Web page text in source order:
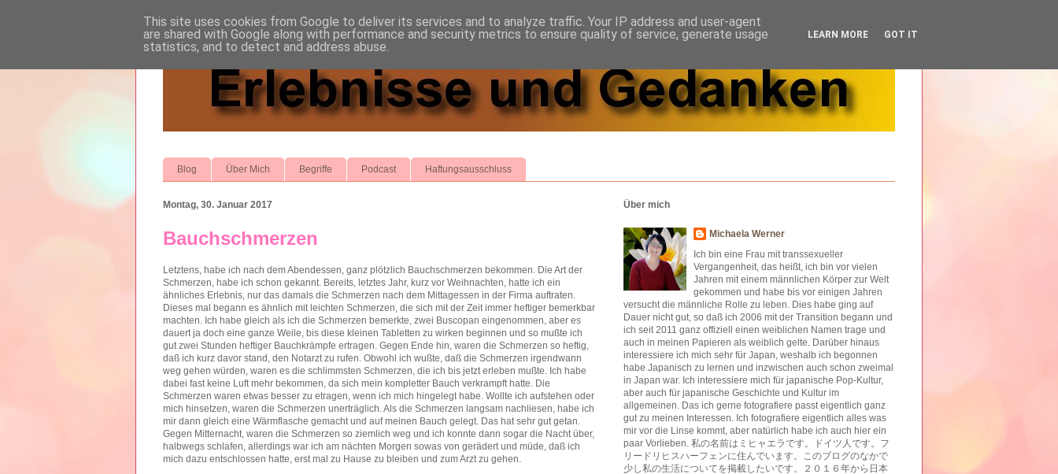
Blog Über Mich Begriffe Podcast Haftungsausschluss
Montag, 30. Januar 2017
Bauchschmerzen
Letztens, habe ich nach dem Abendessen, ganz plötzlich Bauchschmerzen bekommen. Die Art der
Schmerzen, habe ich schon gekannt. Bereits, letztes Jahr, kurz vor Weihnachten, hatte ich ein
ähnliches Erlebnis, nur das damals die Schmerzen nach dem Mittagessen in der Firma auftraten.
Dieses mal begann es ähnlich mit leichten Schmerzen, die sich mit der Zeit immer heftiger bemerkbar
machten. Ich habe gleich als ich die Schmerzen bemerkte, zwei Buscopan eingenommen, aber es
dauert ja doch eine ganze Weile, bis diese kleinen Tabletten zu wirken beginnen und so mußte ich
gut zwei Stunden heftiger Bauchkrämpfe ertragen. Gegen Ende hin, waren die Schmerzen so heftig,
daß ich kurz davor stand, den Notarzt zu rufen. Obwohl ich wußte, daß die Schmerzen irgendwann
weg gehen würden, waren es die schlimmsten Schmerzen, die ich bis jetzt erleben mußte. Ich habe
dabei fast keine Luft mehr bekommen, da sich mein kompletter Bauch verkrampft hatte. Die
Schmerzen waren etwas besser zu etragen, wenn ich mich hingelegt habe. Wollte ich aufstehen oder
mich hinsetzen, waren die Schmerzen unerträglich. Als die Schmerzen langsam nachliesen, habe ich
mir dann gleich eine Wärmflasche gemacht und auf meinen Bauch gelegt. Das hat sehr gut getan.
Gegen Mitternacht, waren die Schmerzen so ziemlich weg und ich konnte dann sogar die Nacht über,
halbwegs schlafen, allerdings war ich am nächten Morgen sowas von gerädert und müde, daß ich
mich dazu entschlossen hatte, erst mal zu Hause zu bleiben und zum Arzt zu gehen.
Über mich
Michaela Werner
Ich bin eine Frau mit transsexueller
Vergangenheit, das heißt, ich bin vor vielen
Jahren mit einem männlichen Körper zur Welt
gekommen und habe bis vor einigen Jahren
versucht die männliche Rolle zu leben. Dies habe ging auf
Dauer nicht gut, so daß ich 2006 mit der Transition begann und
ich seit 2011 ganz offiziell einen weiblichen Namen trage und
auch in meinen Papieren als weiblich gelte. Darüber hinaus
interessiere ich mich sehr für Japan, weshalb ich begonnen
habe Japanisch zu lernen und inzwischen auch schon zweimal
in Japan war. Ich interessiere mich für japanische Pop-Kultur,
aber auch für japanische Geschichte und Kultur im
allgemeinen. Das ich gerne fotografiere passt eigentlich ganz
gut zu meinen Interessen. Ich fotografiere eigentlich alles was
mir vor die Linse kommt, aber natürlich habe ich auch hier ein
paar Vorlieben. 私の名前はミヒャエラです。ドイツ人です。フ
リードリヒスハーフェンに住んでいます。このブログのなかで
少し私の生活についてを掲載したいです。２０１６年から日本
This site uses cookies from Google to deliver its services and to analyze traffic. Your IP address and user-agent
are shared with Google along with performance and security metrics to ensure quality of service, generate usage
statistics, and to detect and address abuse.
LEARN MORE GOT IT